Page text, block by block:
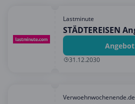
Lastminute
STÄDTEREISEN
31.12.2030
Verwoehnwochenende.de